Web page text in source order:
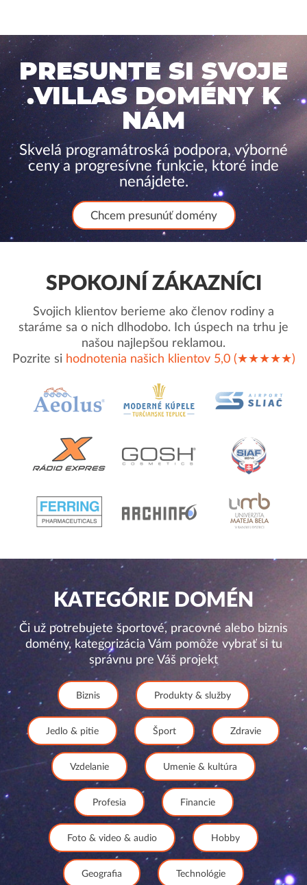
PRESUNTE SI SVOJE
.VILLAS DOMÉNY K
NÁM
Skvelá programátroská podpora, výborné
ceny a progresívne funkcie, ktoré inde
nenájdete.
Chcem presunúť domény
SPOKOJNÍ ZÁKAZNÍCI
Svojich klientov berieme ako členov rodiny a
staráme sa o nich dlhodobo. Ich úspech na trhu je
našou najlepšou reklamou.
Pozrite si hodnotenia našich klientov 5,0 (★★★★★)
KATEGÓRIE DOMÉN
Či už potrebujete športové, pracovné alebo biznis
domény, kategorizácia Vám pomôže vybrať si tu
správnu pre Váš projekt
Biznis Produkty & služby
Jedlo & pitie Šport Zdravie
Vzdelanie Umenie & kultúra
Profesia Financie
Foto & video & audio Hobby
Geografia Technológie